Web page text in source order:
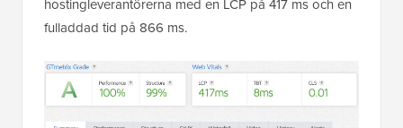
fulladdad tid på 866 ms.